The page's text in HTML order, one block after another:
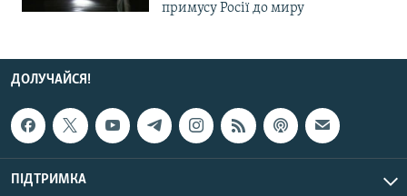
примусу Росії до миру
ДОЛУЧАЙСЯ!
ПІДТРИМКА